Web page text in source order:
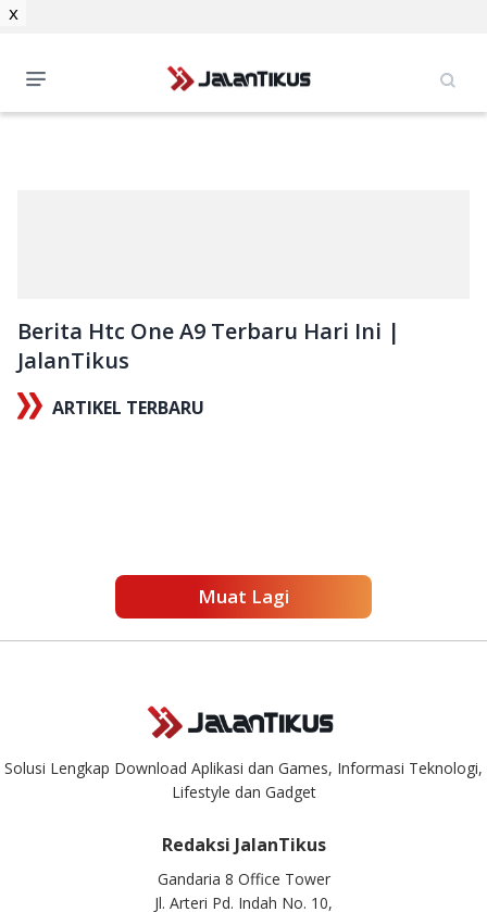
Berita Htc One A9 Terbaru Hari Ini |
JalanTikus
ARTIKEL TERBARU
Muat Lagi
x
Solusi Lengkap Download Aplikasi dan Games, Informasi Teknologi,
Lifestyle dan Gadget
Redaksi JalanTikus
Gandaria 8 Office Tower
Jl. Arteri Pd. Indah No. 10,